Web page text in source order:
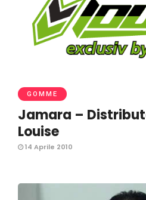
GOMME
Jamara –
Louise
14 Aprile 2010